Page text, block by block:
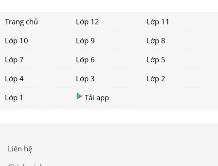
Trang chủ Lớp 12
Lớp 11
Lớp 10
Lớp 9
Lớp 8
Lớp 7
Lớp 6
Lớp 5
Lớp 4
Lớp 3
Lớp 2
Lớp 1
Tải app
Liên hệ